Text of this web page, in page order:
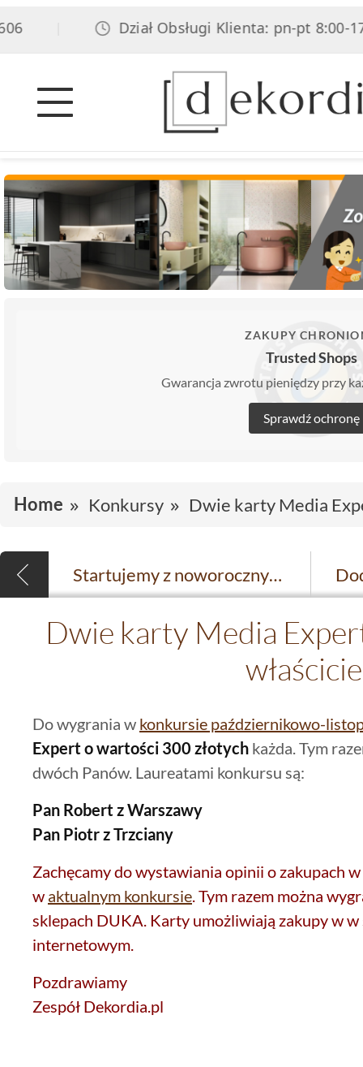
Dział Obsługi Klienta: pn-pt 8:00-
ZAKUPY
Trusted Shops
Gwarancja zwrotu pieniędzy przy
Sprawdź ochronę
Home Konkursy Dwie karty Media
Startujemy z noworocznym konkursem!
Dwie karty Media
Do wygrania w konkursie październikowo-
Expert o wartości 300 złotych każda. Tym
dwóch Panów. Laureatami konkursu są:
Pan Robert z Warszawy
Pan Piotr z Trzciany
Zachęcamy do wystawiania opinii o zakupach
w aktualnym konkursie . Tym razem można
sklepach DUKA. Karty umożliwiają zakupy w
internetowym.
Pozdrawiamy
Zespół Dekordia.pl